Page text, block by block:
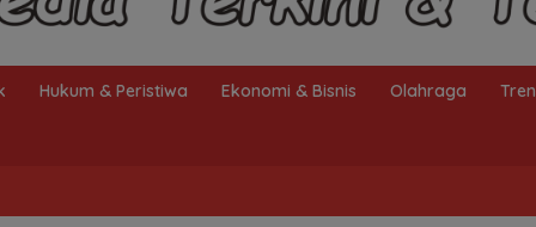
Hukum & Peristiwa Ekonomi & Bisnis Olahraga